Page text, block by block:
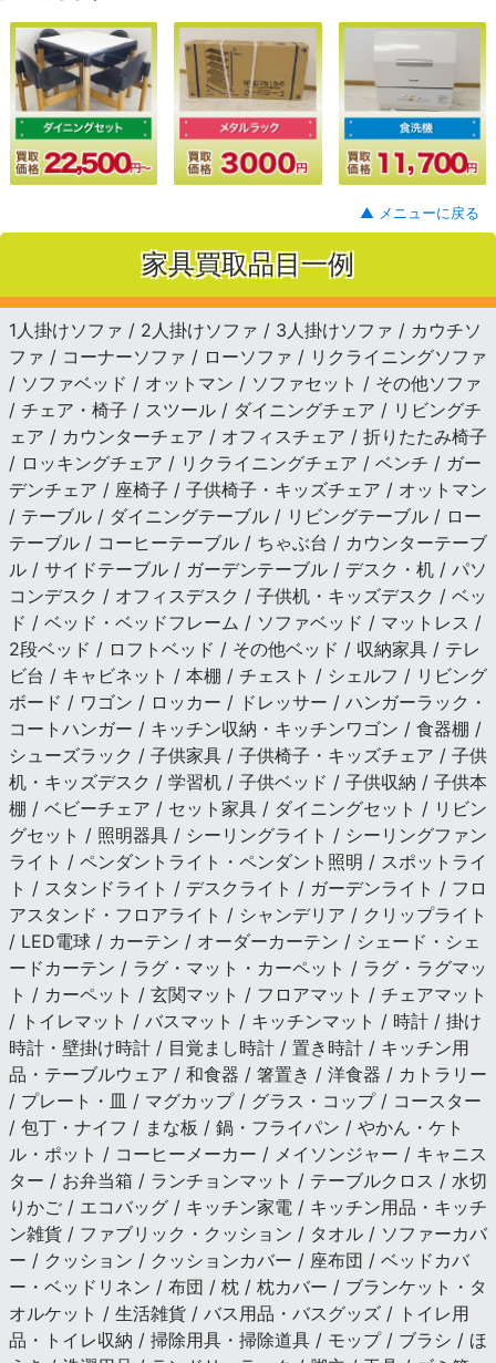
▲ メニューに戻る
家具買取品目一例
1人掛けソファ / 2人掛けソファ / 3人掛けソファ / カウチソ
ファ / コーナーソファ / ローソファ / リクライニングソファ
/ ソファベッド / オットマン / ソファセット / その他ソファ
/ チェア・椅子 / スツール / ダイニングチェア / リビングチ
ェア / カウンターチェア / オフィスチェア / 折りたたみ椅子
/ ロッキングチェア / リクライニングチェア / ベンチ / ガー
デンチェア / 座椅子 / 子供椅子・キッズチェア / オットマン
/ テーブル / ダイニングテーブル / リビングテーブル / ロー
テーブル / コーヒーテーブル / ちゃぶ台 / カウンターテーブ
ル / サイドテーブル / ガーデンテーブル / デスク・机 / パソ
コンデスク / オフィスデスク / 子供机・キッズデスク / ベッ
ド / ベッド・ベッドフレーム / ソファベッド / マットレス /
2段ベッド / ロフトベッド / その他ベッド / 収納家具 / テレ
ビ台 / キャビネット / 本棚 / チェスト / シェルフ / リビング
ボード / ワゴン / ロッカー / ドレッサー / ハンガーラック・
コートハンガー / キッチン収納・キッチンワゴン / 食器棚 /
シューズラック / 子供家具 / 子供椅子・キッズチェア / 子供
机・キッズデスク / 学習机 / 子供ベッド / 子供収納 / 子供本
棚 / ベビーチェア / セット家具 / ダイニングセット / リビン
グセット / 照明器具 / シーリングライト / シーリングファン
ライト / ペンダントライト・ペンダント照明 / スポットライ
ト / スタンドライト / デスクライト / ガーデンライト / フロ
アスタンド・フロアライト / シャンデリア / クリップライト
/ LED電球 / カーテン / オーダーカーテン / シェード・シェ
ードカーテン / ラグ・マット・カーペット / ラグ・ラグマッ
ト / カーペット / 玄関マット / フロアマット / チェアマット
/ トイレマット / バスマット / キッチンマット / 時計 / 掛け
時計・壁掛け時計 / 目覚まし時計 / 置き時計 / キッチン用
品・テーブルウェア / 和食器 / 箸置き / 洋食器 / カトラリー
/ プレート・皿 / マグカップ / グラス・コップ / コースター
/ 包丁・ナイフ / まな板 / 鍋・フライパン / やかん・ケト
ル・ポット / コーヒーメーカー / メイソンジャー / キャニス
ター / お弁当箱 / ランチョンマット / テーブルクロス / 水切
りかご / エコバッグ / キッチン家電 / キッチン用品・キッチ
ン雑貨 / ファブリック・クッション / タオル / ソファーカバ
ー / クッション / クッションカバー / 座布団 / ベッドカバ
ー・ベッドリネン / 布団 / 枕 / 枕カバー / ブランケット・タ
オルケット / 生活雑貨 / バス用品・バスグッズ / トイレ用
品・トイレ収納 / 掃除用具・掃除道具 / モップ / ブラシ / ほ